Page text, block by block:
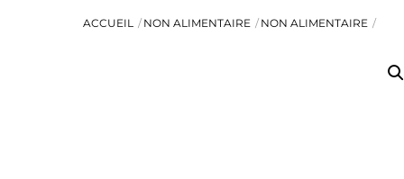
ACCUEIL NON ALIMENTAIRE NON ALIMENTAIRE